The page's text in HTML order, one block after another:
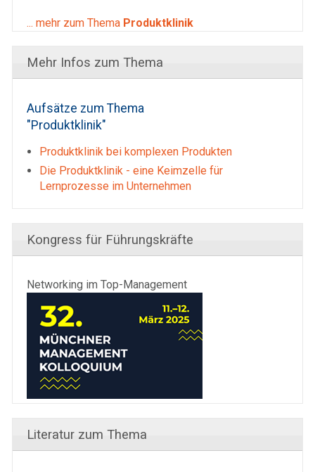
... mehr zum Thema Produktklinik
Mehr Infos zum Thema
Aufsätze zum Thema
"Produktklinik"
Produktklinik bei komplexen Produkten
Die Produktklinik - eine Keimzelle für
Lernprozesse im Unternehmen
Kongress für Führungskräfte
Networking im Top-Management
Literatur zum Thema